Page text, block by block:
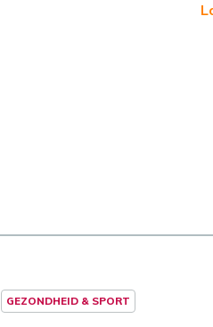
GEZONDHEID & SPORT